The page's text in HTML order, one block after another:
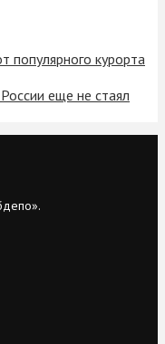
популярного курорта
еще не стаял